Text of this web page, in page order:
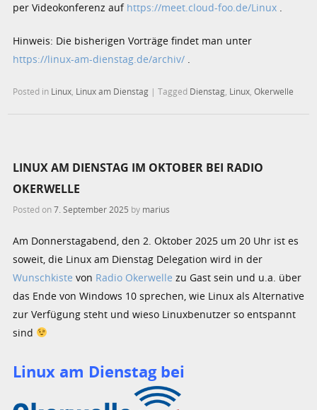
per Videokonferenz aufhttps://meet.cloud-foo.de/Linux .
Hinweis: Die bisherigen Vorträge findet man unter
https://linux-am-dienstag.de/archiv/ .
Posted in Linux, Linux am Dienstag |Tagged Dienstag, Linux,Okerwelle
LINUX AM DIENSTAG IM OKTOBER BEI RADIO
OKERWELLE
Posted on7. September 2025 by marius
Am Donnerstagabend, den 2. Oktober 2025 um 20 Uhr ist es
soweit, die Linux am Dienstag Delegation wird in der
Wunschkiste von Radio Okerwelle zu Gast sein und u.a. über
das Ende von Windows 10 sprechen, wie Linux als Alternative
zur Verfügung steht und wieso Linuxbenutzer so entspannt
sind
Linux am Dienstag bei